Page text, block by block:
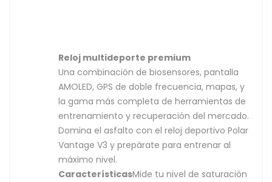
Reloj multideporte premium
Una combinación de biosensores, pantalla
AMOLED, GPS de doble frecuencia, mapas, y
la gama más completa de herramientas de
entrenamiento y recuperación del mercado.
Domina el asfalto con el reloj deportivo Polar
Vantage V3 y prepárate para entrenar al
máximo nivel.
CaracterísticasMide tu nivel de saturación